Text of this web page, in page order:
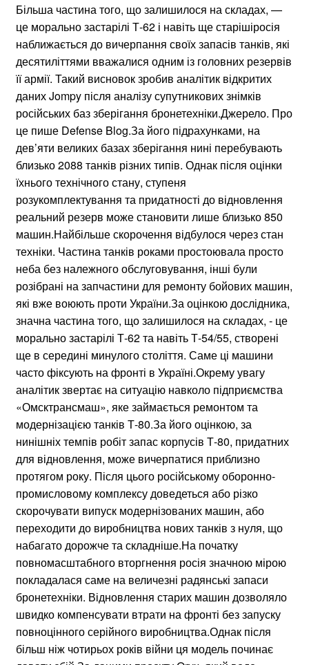
Більша частина того, що залишилося на складах, —
це морально застарілі Т-62 і навіть ще старішіросія
наближається до вичерпання своїх запасів танків, які
десятиліттями вважалися одним із головних резервів
її армії. Такий висновок зробив аналітик відкритих
даних Jompy після аналізу супутникових знімків
російських баз зберігання бронетехніки.Джерело. Про
це пише Defense Blog.За його підрахунками, на
дев’яти великих базах зберігання нині перебувають
близько 2088 танків різних типів. Однак після оцінки
їхнього технічного стану, ступеня
розукомплектування та придатності до відновлення
реальний резерв може становити лише близько 850
машин.Найбільше скорочення відбулося через стан
техніки. Частина танків роками простоювала просто
неба без належного обслуговування, інші були
розібрані на запчастини для ремонту бойових машин,
які вже воюють проти України.За оцінкою дослідника,
значна частина того, що залишилося на складах, - це
морально застарілі Т-62 та навіть Т-54/55, створені
ще в середині минулого століття. Саме ці машини
часто фіксують на фронті в Україні.Окрему увагу
аналітик звертає на ситуацію навколо підприємства
«Омсктрансмаш», яке займається ремонтом та
модернізацією танків Т-80.За його оцінкою, за
нинішніх темпів робіт запас корпусів Т-80, придатних
для відновлення, може вичерпатися приблизно
протягом року. Після цього російському оборонно-
промисловому комплексу доведеться або різко
скорочувати випуск модернізованих машин, або
переходити до виробництва нових танків з нуля, що
набагато дорожче та складніше.На початку
повномасштабного вторгнення росія значною мірою
покладалася саме на величезні радянські запаси
бронетехніки. Відновлення старих машин дозволяло
швидко компенсувати втрати на фронті без запуску
повноцінного серійного виробництва.Однак після
більш ніж чотирьох років війни ця модель починає